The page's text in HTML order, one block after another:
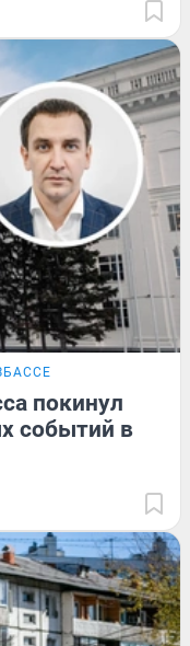
покинул
событий в